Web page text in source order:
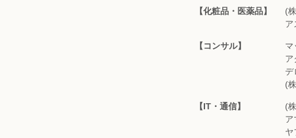
【化粧品・医薬品】
(
ア
【コンサル】
マ
ア
デ
(
【IT・通信】
(
ア
ヤ